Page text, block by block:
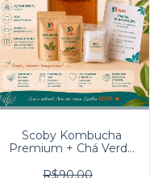
Scoby Kombucha
Premium + Chá Verde
Orgânico + Vual Nylon
R$90,00